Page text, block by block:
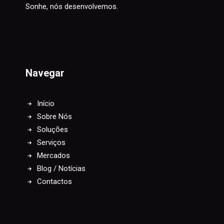
Sonhe, nós desenvolvemos.
Navegar
Início
Sobre Nós
Soluções
Serviços
Mercados
Blog / Notícias
Contactos